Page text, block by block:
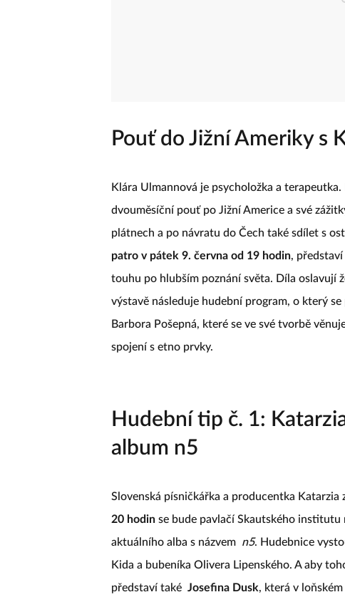
Pouť do Jižní Ameriky s
Klára Ulmannová je psycholožka a terapeutka.
dvouměsíční pouť po Jižní Americe a své
plátnech a po návratu do Čech také sdílet s
patro v pátek 9. června od 19 hodin,
touhu po hlubším poznání světa. Díla oslavují
výstavě následuje hudební program, o který se
Barbora Pošepná, které se ve své tvorbě
spojení s etno prvky.
Hudební tip č. 1:
album n5
Slovenská písničkářka a producentka Katarzia
20 hodin se bude pavlačí Skautského
aktuálního alba s názvem n5. Hudebnice
Kida a bubeníka Olivera Lipenského. A aby
představí také Josefina Dusk, která v